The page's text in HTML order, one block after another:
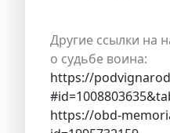
Другие ссылки на
о судьбе воина:
https://
https://obd-